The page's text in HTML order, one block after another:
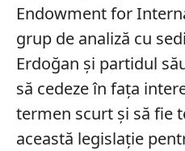
Endowment for
grup de analiză cu
Erdoğan și partidul
să cedeze în fața
termen scurt și să fie
această legislație